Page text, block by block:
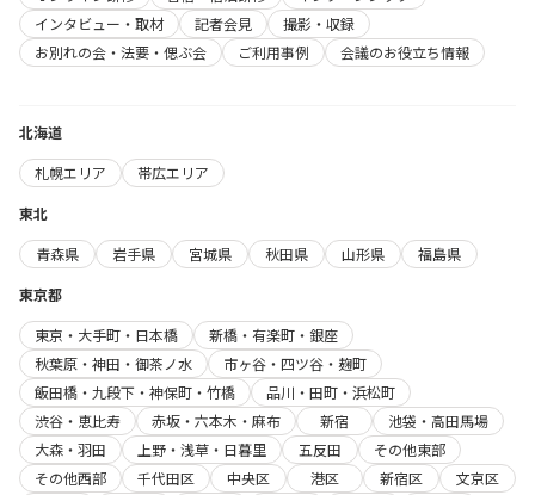
インタビュー・取材
記者会見
撮影・収録
お別れの会・法要・偲ぶ会
ご利用事例 会議のお役立ち情報
北海道
札幌エリア
帯広エリア
東北
青森県
岩手県 宮城県 秋田県 山形県
福島県
東京都
東京・大手町・日本橋
新橋・有楽町・銀座
秋葉原・神田・御茶ノ水
市ヶ谷・四ツ谷・麹町
飯田橋・九段下・神保町・竹橋
品川・田町・浜松町
渋谷・恵比寿
赤坂・六本木・麻布 新宿
池袋・高田馬場
大森・羽田
上野・浅草・日暮里 五反田
その他東部
その他西部
千代田区 中央区 港区 新宿区
文京区